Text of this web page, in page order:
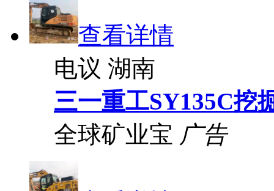
查看详情
电议 湖南
三一重工SY135C挖
全球矿业宝 广告